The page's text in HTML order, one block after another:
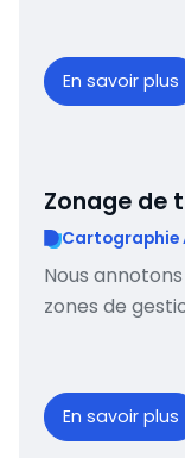
En savoir plus
Zonage de
Cartographie
Nous
zones de
En savoir plus